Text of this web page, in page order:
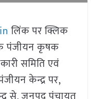
लिंक पर क्लिक
पंजीयन कृषक
समिति एवं
केन्द्र पर,